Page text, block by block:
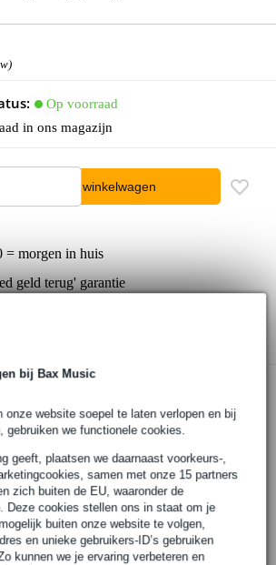
bij Bax Music
onze website soepel te laten verlopen en bij
gebruiken we functionele cookies.
geeft, plaatsen we daarnaast voorkeurs-,
samen met onze 15 partners
zich buiten de EU, waaronder de
Deze cookies stellen ons in staat om je
buiten onze website te volgen,
en unieke gebruikers-ID’s gebruiken
kunnen we je ervaring verbeteren en
Op voorraad
in ons magazijn
In winkelwagen
= morgen in huis
geld terug' garantie
de winkel